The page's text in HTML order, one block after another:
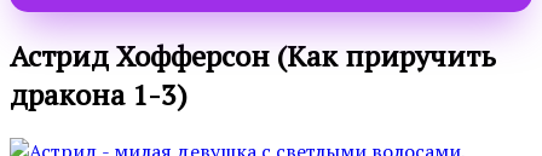
Астрид Хофферсон (Как приручить
дракона 1-3)